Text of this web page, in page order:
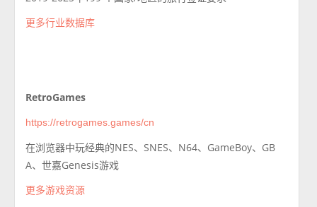
更多行业数据库
RetroGames
https://retrogames.games/cn
在浏览器中玩经典的NES、SNES、N64、GameBoy、GB
A、世嘉Genesis游戏
更多游戏资源